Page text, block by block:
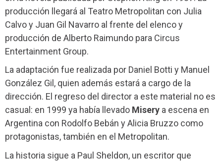
producción llegará al Teatro Metropolitan con Julia
Calvo y Juan Gil Navarro al frente del elenco y
producción de Alberto Raimundo para Circus
Entertainment Group.
La adaptación fue realizada por Daniel Botti y Manuel
González Gil, quien además estará a cargo de la
dirección. El regreso del director a este material no es
casual: en 1999 ya había llevado Misery a escena en
Argentina con Rodolfo Bebán y Alicia Bruzzo como
protagonistas, también en el Metropolitan.
La historia sigue a Paul Sheldon, un escritor que